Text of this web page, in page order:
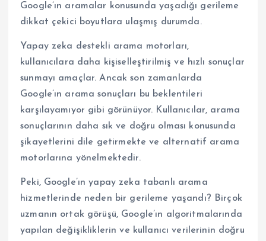
Google’ın aramalar konusunda yaşadığı gerileme
dikkat çekici boyutlara ulaşmış durumda.
Yapay zeka destekli arama motorları,
kullanıcılara daha kişiselleştirilmiş ve hızlı sonuçlar
sunmayı amaçlar. Ancak son zamanlarda
Google’ın arama sonuçları bu beklentileri
karşılayamıyor gibi görünüyor. Kullanıcılar, arama
sonuçlarının daha sık ve doğru olması konusunda
şikayetlerini dile getirmekte ve alternatif arama
motorlarına yönelmektedir.
Peki, Google’ın yapay zeka tabanlı arama
hizmetlerinde neden bir gerileme yaşandı? Birçok
uzmanın ortak görüşü, Google’ın algoritmalarında
yapılan değişikliklerin ve kullanıcı verilerinin doğru